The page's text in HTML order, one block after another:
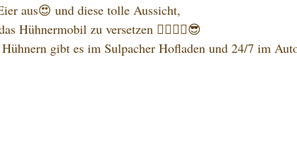
aus😍 und diese tolle Aussicht,
Hühnermobil zu versetzen ☝🏼🙋‍♀️😎
gibt es im Sulpacher Hofladen und 24/7 im